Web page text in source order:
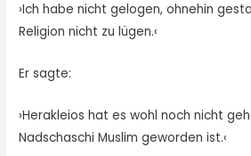
›Ich habe nicht gelogen, ohnehin
Religion nicht zu lügen.‹
Er sagte:
›Herakleios hat es wohl noch nicht
Nadschaschi Muslim geworden ist.‹